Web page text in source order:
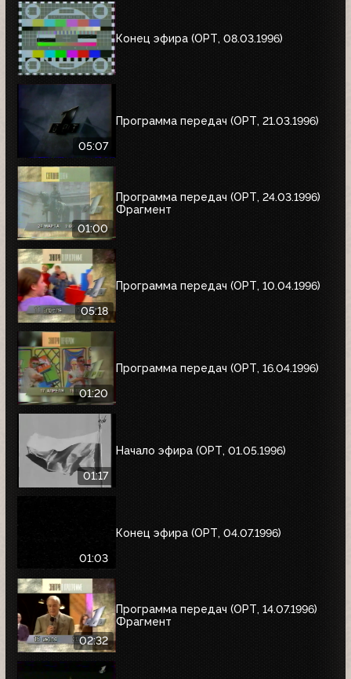
Конец эфира (ОРТ, 08.03.1996)
05:07
Программа передач (ОРТ, 21.03.1996)
01:00
Программа передач (ОРТ, 24.03.1996)
Фрагмент
05:18
Программа передач (ОРТ, 10.04.1996)
01:20
Программа передач (ОРТ, 16.04.1996)
01:17
Начало эфира (ОРТ, 01.05.1996)
01:03
Конец эфира (ОРТ, 04.07.1996)
02:32
Программа передач (ОРТ, 14.07.1996)
Фрагмент